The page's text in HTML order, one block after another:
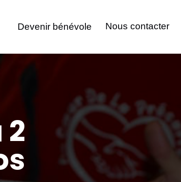
Devenir bénévole Nous contacter